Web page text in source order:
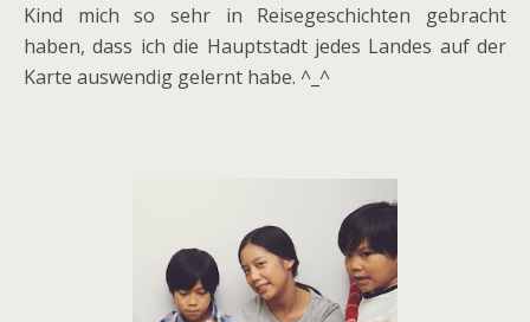
Kind mich so sehr in Reisegeschichten gebracht
haben, dass ich die Hauptstadt jedes Landes auf der
Karte auswendig gelernt habe. ^_^